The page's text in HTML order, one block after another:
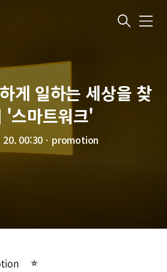
메
게 일하는 세상을 찾
'스마트워크'
20. 00:30 ㆍ promotion